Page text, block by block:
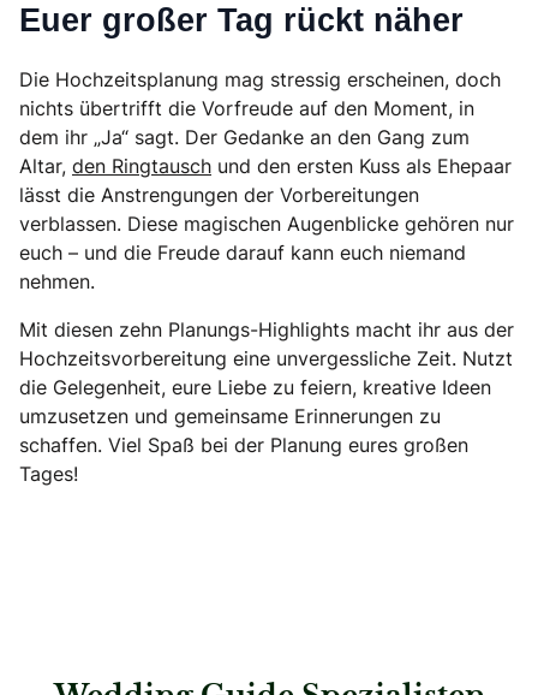
Euer großer Tag rückt näher
Die Hochzeitsplanung mag stressig erscheinen, doch
nichts übertrifft die Vorfreude auf den Moment, in
dem ihr „Ja“ sagt. Der Gedanke an den Gang zum
Altar, den Ringtausch und den ersten Kuss als Ehepaar
lässt die Anstrengungen der Vorbereitungen
verblassen. Diese magischen Augenblicke gehören nur
euch – und die Freude darauf kann euch niemand
nehmen.
Mit diesen zehn Planungs-Highlights macht ihr aus der
Hochzeitsvorbereitung eine unvergessliche Zeit. Nutzt
die Gelegenheit, eure Liebe zu feiern, kreative Ideen
umzusetzen und gemeinsame Erinnerungen zu
schaffen. Viel Spaß bei der Planung eures großen
Tages!